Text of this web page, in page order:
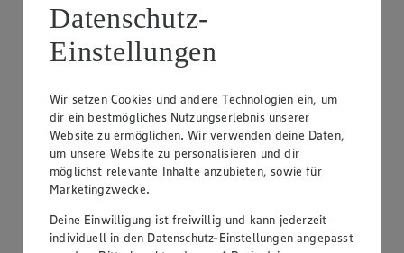
Einkaufsgutscheine
Datenschutz-
Einstellungen
Wir setzen Cookies und andere Technologien ein, um
dir ein bestmögliches Nutzungserlebnis unserer
Website zu ermöglichen. Wir verwenden deine Daten,
um unsere Website zu personalisieren und dir
möglichst relevante Inhalte anzubieten, sowie für
Marketingzwecke.
Deine Einwilligung ist freiwillig und kann jederzeit
individuell in den Datenschutz-Einstellungen angepasst